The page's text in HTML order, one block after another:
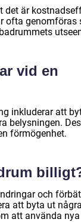
är
ofta
vid en
inkluderar att
belysningen.
förmögenhet.
och
att byta ut
att använda